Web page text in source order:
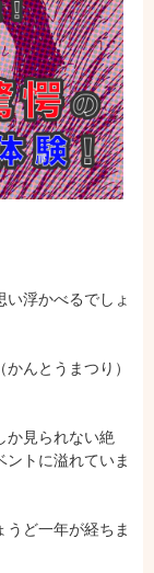
い浮かべるでしょ
んとうまつり）
か見られない絶
トに溢れていま
ど一年が経ちま